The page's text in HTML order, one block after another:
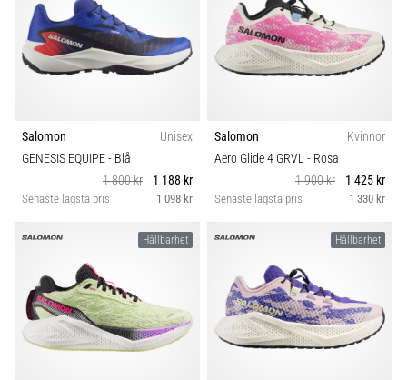
Salomon
Unisex
GENESIS EQUIPE- Blå
1 800 kr
1 188 kr
Senaste lägsta pris 1 098 kr
Salomon
Kvinnor
Aero Glide 4 GRVL - Rosa
1 900 kr
1 425 kr
Senaste lägsta pris 1 330 kr
Hållbarhet Hållbarhet